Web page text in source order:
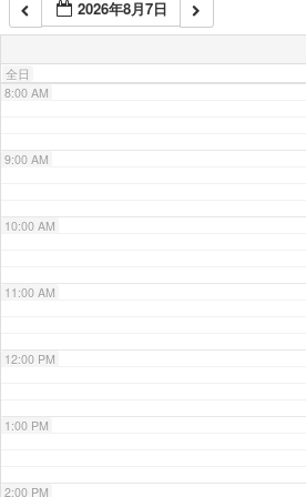
2026年8月7日
全日
7:00 AM
8:00 AM
9:00 AM
10:00 AM
11:00 AM
12:00 PM
1:00 PM
2:00 PM